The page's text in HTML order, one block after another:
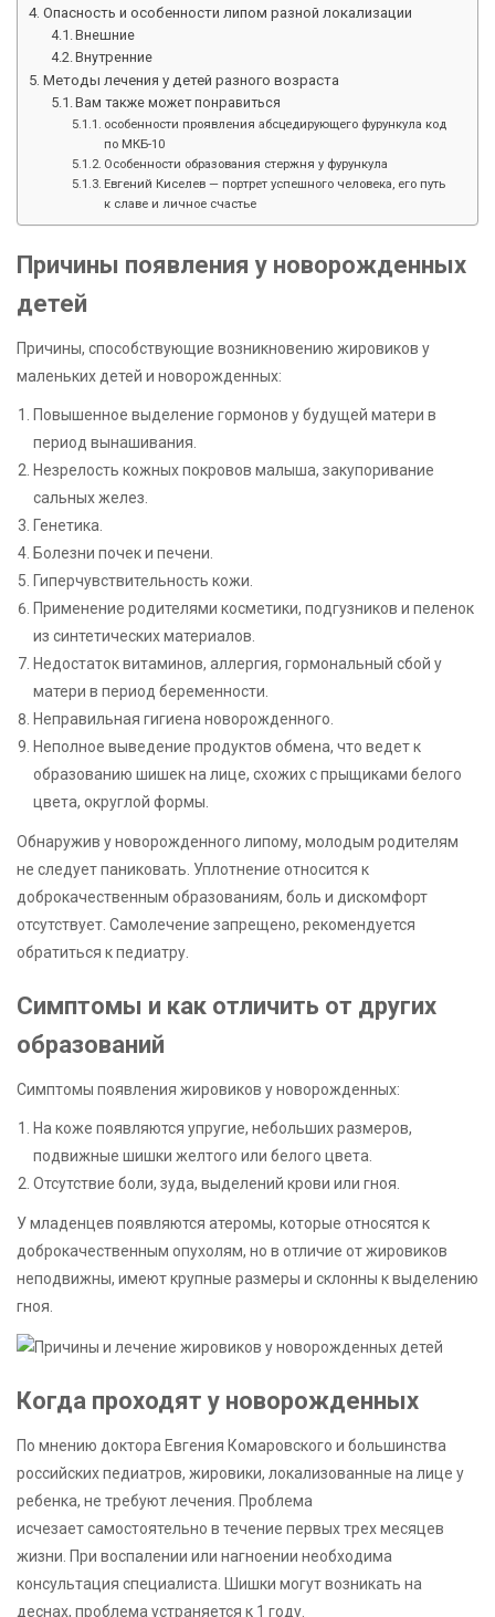
Опасность и особенности липом разной локализации
Внешние
Внутренние
Методы лечения у детей разного возраста
Вам также может понравиться
особенности проявления абсцедирующего фурункула код
по МКБ-10
Особенности образования стержня у фурункула
Евгений Киселев — портрет успешного человека, его путь
к славе и личное счастье
Причины появления у новорожденных
детей
Причины, способствующие возникновению жировиков у
маленьких детей и новорожденных:
Повышенное выделение гормонов у будущей матери в
период вынашивания.
Незрелость кожных покровов малыша, закупоривание
сальных желез.
Генетика.
Болезни почек и печени.
Гиперчувствительность кожи.
Применение родителями косметики, подгузников и пеленок
из синтетических материалов.
Недостаток витаминов, аллергия, гормональный сбой у
матери в период беременности.
Неправильная гигиена новорожденного.
Неполное выведение продуктов обмена, что ведет к
образованию шишек на лице, схожих с прыщиками белого
цвета, округлой формы.
Обнаружив у новорожденного липому, молодым родителям
не следует паниковать. Уплотнение относится к
доброкачественным образованиям, боль и дискомфорт
отсутствует. Самолечение запрещено, рекомендуется
обратиться к педиатру.
Симптомы и как отличить от других
образований
Симптомы появления жировиков у новорожденных:
На коже появляются упругие, небольших размеров,
подвижные шишки желтого или белого цвета.
Отсутствие боли, зуда, выделений крови или гноя.
У младенцев появляются атеромы, которые относятся к
доброкачественным опухолям, но в отличие от жировиков
неподвижны, имеют крупные размеры и склонны к выделению
гноя.
Когда проходят у новорожденных
По мнению доктора Евгения Комаровского и большинства
российских педиатров, жировики, локализованные на лице у
ребенка, не требуют лечения. Проблема
исчезает самостоятельно в течение первых трех месяцев
жизни. При воспалении или нагноении необходима
консультация специалиста. Шишки могут возникать на
деснах, проблема устраняется к 1 году.